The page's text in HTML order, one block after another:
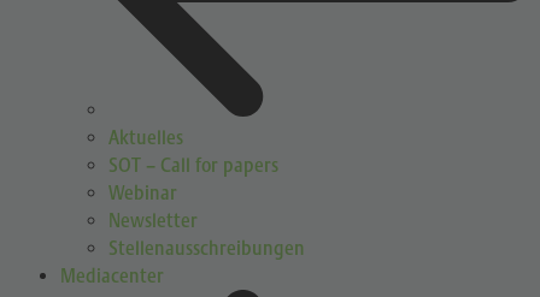
Aktuelles
SOT – Call for papers
Webinar
Newsletter
Stellenausschreibungen
Mediacenter